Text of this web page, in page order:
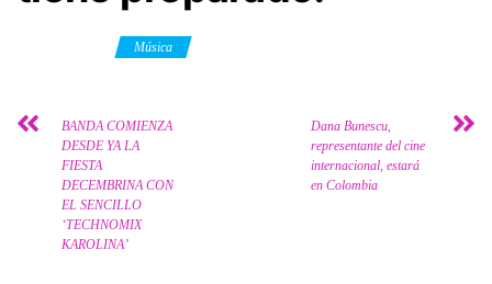
Música
BANDA COMIENZA
DESDE YA LA
FIESTA
DECEMBRINA CON
EL SENCILLO
‘TECHNOMIX
KAROLINA’
Dana Bunescu,
representante del cine
internacional, estará
en Colombia